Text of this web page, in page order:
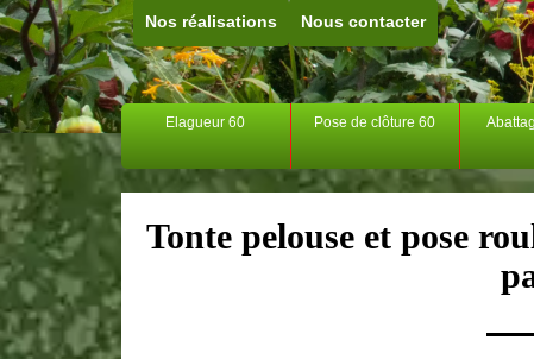
Nos réalisations Nous contacter
Elagueur 60 Pose de clôture 60
Tonte pelouse et pose